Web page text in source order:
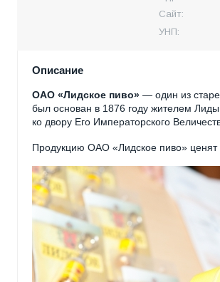
Сайт:
УНП:
Описание
ОАО «Лидское пиво» — один из
был основан в 1876 году жителем Лиды
ко двору Его Императорского
Продукцию ОАО «Лидское пиво» ценят